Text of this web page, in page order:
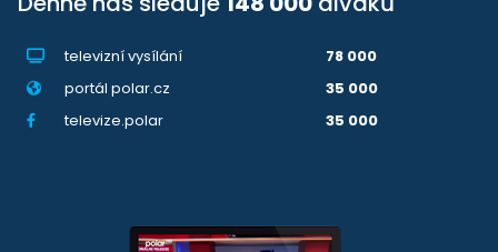
televizní vysílání
78 000
portál polar.cz
35 000
televize.polar
35 000